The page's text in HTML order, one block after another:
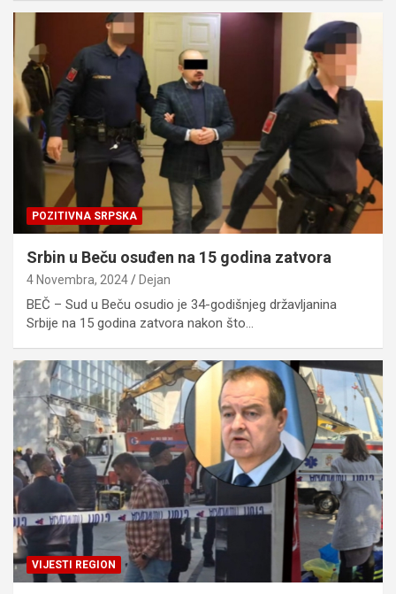
POZITIVNA SRPSKA
Srbin u Beču osuđen na 15 godina zatvora
4 Novembra, 2024 Dejan
BEČ – Sud u Beču osudio je 34-godišnjeg državljanina
Srbije na 15 godina zatvora nakon što…
VIJESTI REGION